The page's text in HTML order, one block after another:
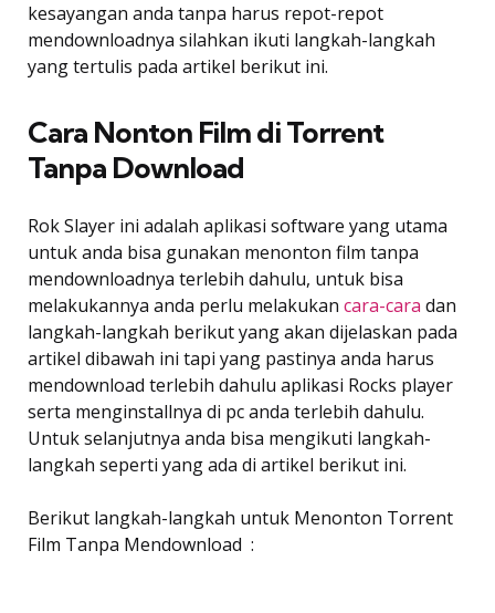
kesayangan anda tanpa harus repot-repot
mendownloadnya silahkan ikuti langkah-langkah
yang tertulis pada artikel berikut ini.
Cara Nonton Film di Torrent
Tanpa Download
Rok Slayer ini adalah aplikasi software yang utama
untuk anda bisa gunakan menonton film tanpa
mendownloadnya terlebih dahulu, untuk bisa
melakukannya anda perlu melakukan cara-cara dan
langkah-langkah berikut yang akan dijelaskan pada
artikel dibawah ini tapi yang pastinya anda harus
mendownload terlebih dahulu aplikasi Rocks player
serta menginstallnya di pc anda terlebih dahulu.
Untuk selanjutnya anda bisa mengikuti langkah-
langkah seperti yang ada di artikel berikut ini.
Berikut langkah-langkah untuk Menonton Torrent
Film Tanpa Mendownload :